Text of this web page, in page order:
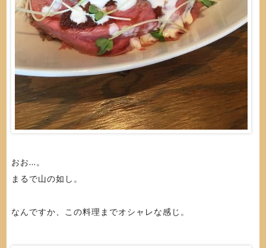
おお...。
まるで山の如し。
なんですか、この料理までオシャレな感じ。